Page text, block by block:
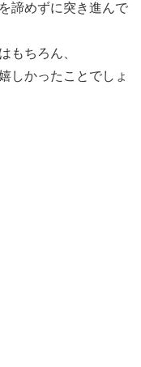
諦めずに突き進んで
もちろん、
しかったことでしょ